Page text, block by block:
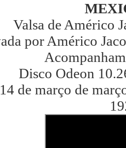
Valsa de Américo
por Américo
Disco Odeon
de março de